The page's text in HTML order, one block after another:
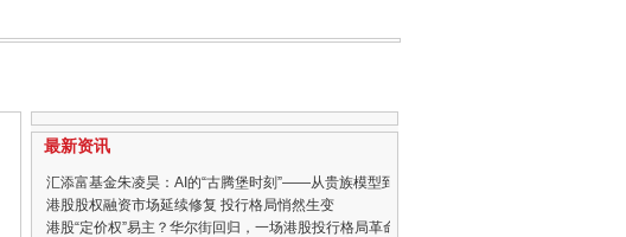
最新资讯
汇添富基金朱凌昊：AI的“古腾堡时刻”——从贵族模型到普惠算力
港股股权融资市场延续修复 投行格局悄然生变
港股“定价权”易主？华尔街回归，一场港股投行格局革命